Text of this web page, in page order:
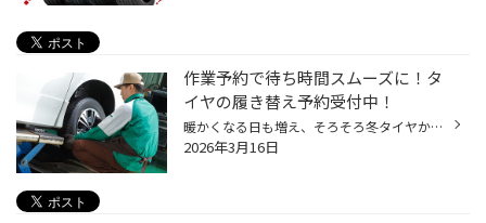
作業予約で待ち時間スムーズに！タ
イヤの履き替え予約受付中！
暖かくなる日も増え、そろそろ冬タイヤから夏タイヤへ履き替えを検討されている方も 多いのではないでしょうか？ その様なお客様へ、コクピット・タイヤ館ではタイヤ履き替えのご予約を承っております！ 早期のタイヤ履き替え予約のメリットは？ 早めのご予約ですと、 メリット①選べる日時が多いの...
2026年3月16日